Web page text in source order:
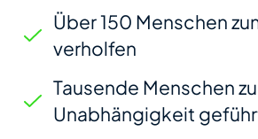
Über 150 Menschen
verholfen
Tausende Menschen
Unabhängigkeit